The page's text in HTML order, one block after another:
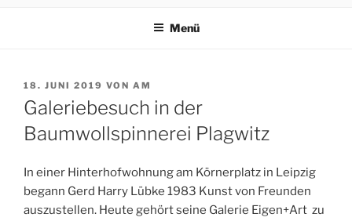
Menü
VERÖFFENTLICHT
AM
18. JUNI 2019 VON AM
Galeriebesuch in der
Baumwollspinnerei Plagwitz
In einer Hinterhofwohnung am Körnerplatz in Leipzig
begann Gerd Harry Lübke 1983 Kunst von Freunden
auszustellen. Heute gehört seine Galerie Eigen+Art zu